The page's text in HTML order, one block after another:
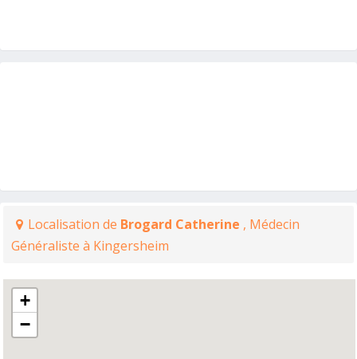
Localisation de Brogard Catherine , Médecin
Généraliste à Kingersheim
+
−